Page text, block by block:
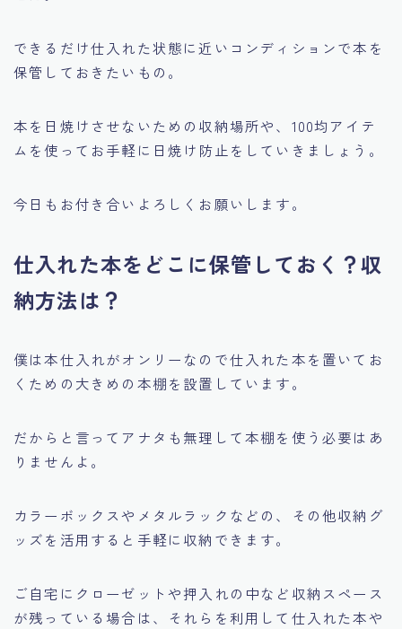
できるだけ仕入れた状態に近いコンディションで本を
保管しておきたいもの。
本を日焼けさせないための収納場所や、100均アイテ
ムを使ってお手軽に日焼け防止をしていきましょう。
今日もお付き合いよろしくお願いします。
仕入れた本をどこに保管しておく？収
納方法は？
僕は本仕入れがオンリーなので仕入れた本を置いてお
くための大きめの本棚を設置しています。
だからと言ってアナタも無理して本棚を使う必要はあ
りませんよ。
カラーボックスやメタルラックなどの、その他収納グ
ッズを活用すると手軽に収納できます。
ご自宅にクローゼットや押入れの中など収納スペース
が残っている場合は、それらを利用して仕入れた本や